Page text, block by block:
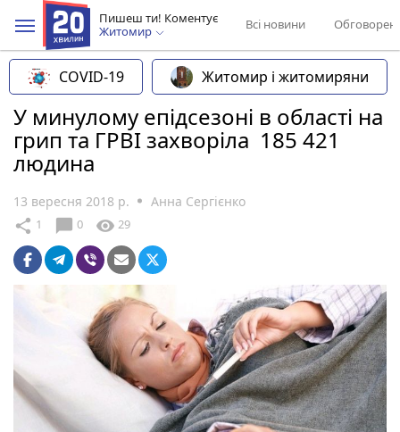
Пишеш ти! Коментує
Житомир
Всі новини
COVID-19 Житомир і житомиряни
У минулому епідсезоні в області на
грип та ГРВІ захворіла 185 421
людина
13 вересня 2018 р. Анна Сергієнко
share 1 chat_bubble 0 visibility 29